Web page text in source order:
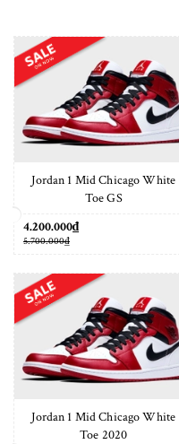
Jordan 1 Mid Chicago White
Toe GS
4.200.000₫
5.700.000₫
Jordan 1 Mid Chicago White
Toe 2020